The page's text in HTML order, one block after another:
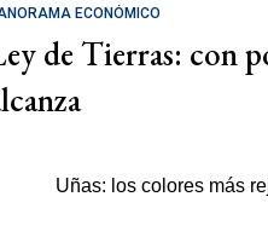
ECONÓMICO
de Tierras: con